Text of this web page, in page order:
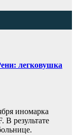
легковушка
иномарка
В результате